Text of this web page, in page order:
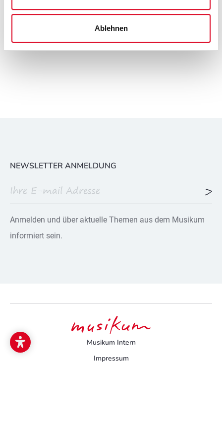
Ablehnen
NEWSLETTER ANMELDUNG
Anmelden und über aktuelle Themen aus dem Musikum
informiert sein.
Musikum Intern
Impressum